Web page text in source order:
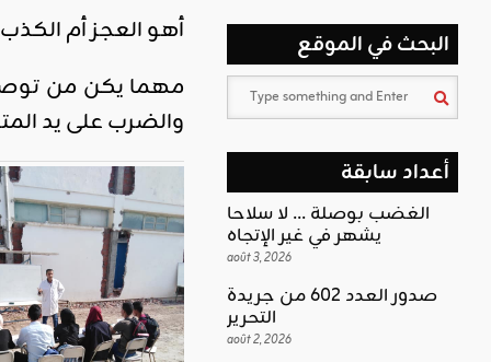
أهو العجز أم
مهما يكن من
والضرب على يد
البحث في الموقع
أعداد سابقة
الغضب بوصلة … لا سلاحا
يشهر في غير الإتجاه
août 3, 2026
صدور العدد 602 من جريدة
التحرير
août 2, 2026